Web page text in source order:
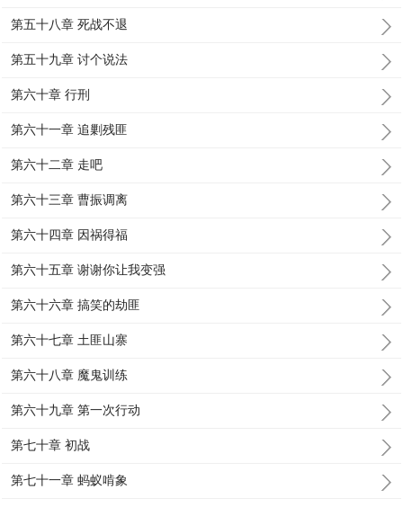
第五十八章 死战不退
第五十九章 讨个说法
第六十章 行刑
第六十一章 追剿残匪
第六十二章 走吧
第六十三章 曹振调离
第六十四章 因祸得福
第六十五章 谢谢你让我变强
第六十六章 搞笑的劫匪
第六十七章 土匪山寨
第六十八章 魔鬼训练
第六十九章 第一次行动
第七十章 初战
第七十一章 蚂蚁啃象